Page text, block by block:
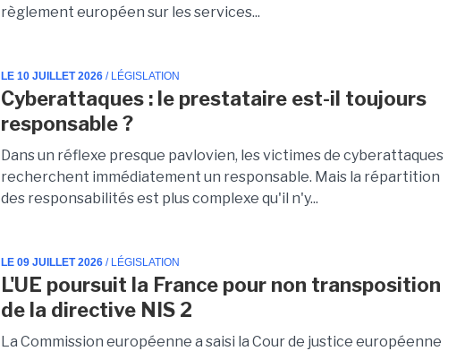
règlement européen sur les services...
LE 10 JUILLET 2026 / LÉGISLATION
Cyberattaques : le prestataire est-il toujours
responsable ?
Dans un réflexe presque pavlovien, les victimes de cyberattaques
recherchent immédiatement un responsable. Mais la répartition
des responsabilités est plus complexe qu'il n'y...
LE 09 JUILLET 2026 / LÉGISLATION
L'UE poursuit la France pour non transposition
de la directive NIS 2
La Commission européenne a saisi la Cour de justice européenne